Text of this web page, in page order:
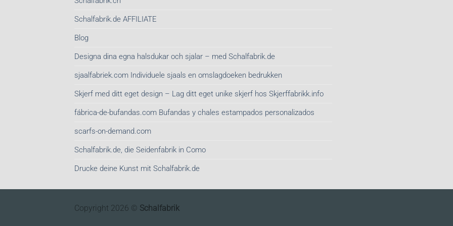
Schalfabrik.de AFFILIATE
Blog
Designa dina egna halsdukar och sjalar – med Schalfabrik.de
sjaalfabriek.com Individuele sjaals en omslagdoeken bedrukken
Skjerf med ditt eget design – Lag ditt eget unike skjerf hos Skjerffabrikk.info
fábrica-de-bufandas.com Bufandas y chales estampados personalizados
scarfs-on-demand.com
Schalfabrik.de, die Seidenfabrik in Como
Drucke deine Kunst mit Schalfabrik.de
Copyright 2026 © Schalfabrik